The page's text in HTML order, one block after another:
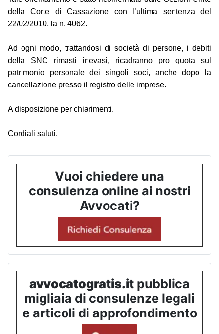
della Corte di Cassazione con l’ultima sentenza del
22/02/2010, la n. 4062.
Ad ogni modo, trattandosi di società di persone, i debiti
della SNC rimasti inevasi, ricadranno pro quota sul
patrimonio personale dei singoli soci, anche dopo la
cancellazione presso il registro delle imprese.
A disposizione per chiarimenti.
Cordiali saluti.
Vuoi chiedere una
consulenza online ai nostri
Avvocati?
avvocatogratis.it pubblica
migliaia di consulenze legali
e articoli di approfondimento